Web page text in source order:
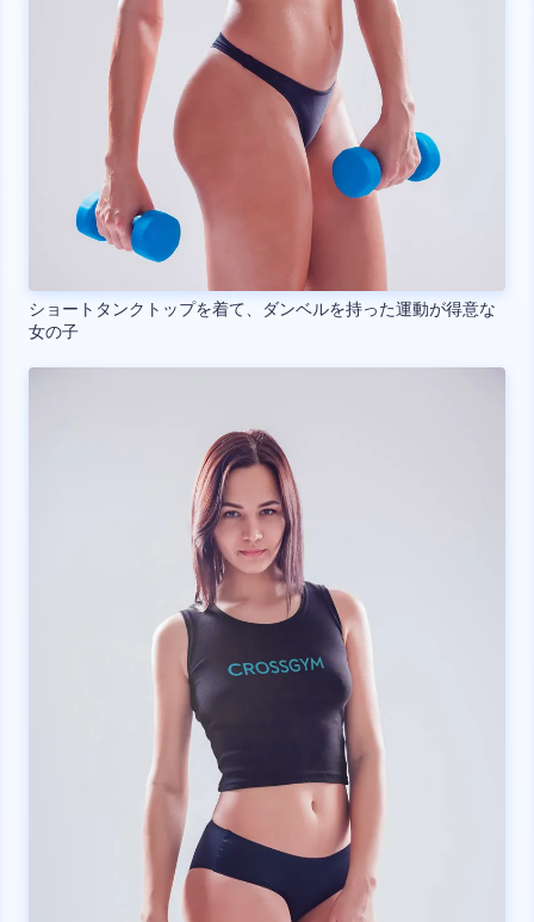
ショートタンクトップを着て、ダンベルを持った運動が得意な
女の子